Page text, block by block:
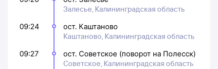
Залесье, Калининградская область
09:24
ост. Каштаново
Каштаново, Калининградская область
09:27
ост. Советское (поворот на Полесск)
Советское, Калининградская область